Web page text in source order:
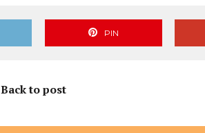
PIN
Back to post